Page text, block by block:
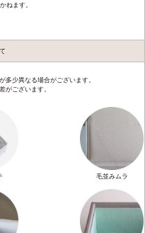
ねます。
少異なる場合がございます。
がございます。
毛並みムラ